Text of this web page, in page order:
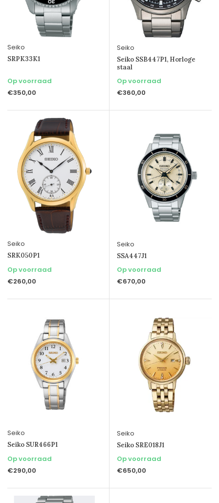
Seiko
SRPK33K1
Op voorraad
€350,00
Seiko
Seiko SSB447P1, Horloge
staal
Op voorraad
€360,00
Seiko
SRK050P1
Op voorraad
€260,00
Seiko
SSA447J1
Op voorraad
€670,00
Seiko
Seiko SUR466P1
Op voorraad
€290,00
Seiko
Seiko SRE018J1
Op voorraad
€650,00